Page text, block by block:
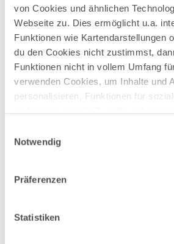
von Cookies und ähnlichen
Webseite zu. Dies ermöglicht u.a.
Funktionen wie Kartendarstellungen
du den Cookies nicht zustimmst,
Funktionen nicht in vollem Umfang
verwenden Cookies, um Inhalte und
personalisieren, Funktionen für
deiner Verwendung unserer Website
möglicherweise mit weiteren Daten
Nutzung der Dienste gesammelt
Notwendig
Präferenzen
Statistiken
Einzelstunden (FI)® angeboten.
Lernen leichter zu gestalten, um
neu zu erleben und uns selbst und
helfen, ist unser Anliegen.
AUF DER ALLGÄU KARTE